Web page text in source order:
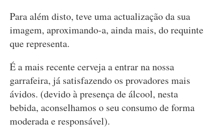
Para além disto, teve uma actualização da sua
imagem, aproximando-a, ainda mais, do requinte
que representa.
É a mais recente cerveja a entrar na nossa
garrafeira, já satisfazendo os provadores mais
ávidos. (devido à presença de álcool, nesta
bebida, aconselhamos o seu consumo de forma
moderada e responsável).